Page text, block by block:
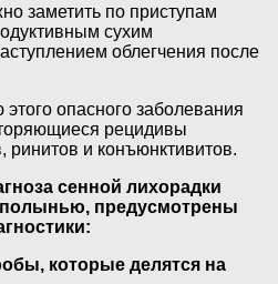
заметить по приступам
сухим
облегчения после
опасного заболевания
рецидивы
ринитов и конъюнктивитов.
сенной лихорадки
предусмотрены
которые делятся на